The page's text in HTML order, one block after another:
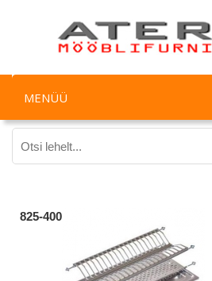
MENÜÜ
825-400